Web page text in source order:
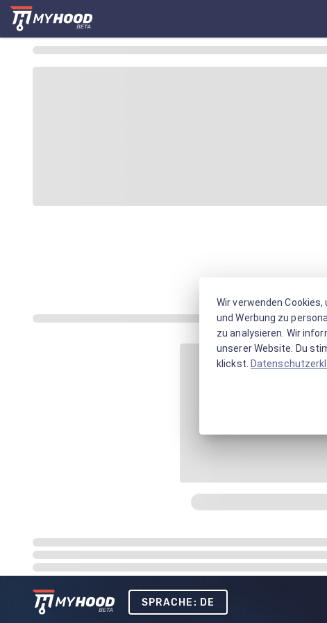
SPRACHE: DE
Wir verwenden
und Werbung zu
zu analysieren. Wir
unserer Website. Du
klickst.